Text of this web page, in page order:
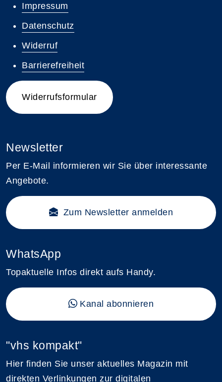
Impressum
Datenschutz
Widerruf
Barrierefreiheit
Widerrufsformular
Newsletter
Per E-Mail informieren wir Sie über interessante
Angebote.
Zum Newsletter anmelden
WhatsApp
Topaktuelle Infos direkt aufs Handy.
Kanal abonnieren
"vhs kompakt"
Hier finden Sie unser aktuelles Magazin mit
direkten Verlinkungen zur digitalen